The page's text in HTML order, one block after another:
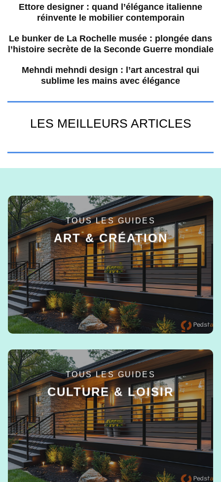
Ettore designer : quand l’élégance italienne
réinvente le mobilier contemporain
Le bunker de La Rochelle musée : plongée dans
l’histoire secrète de la Seconde Guerre mondiale
Mehndi mehndi design : l’art ancestral qui
sublime les mains avec élégance
LES MEILLEURS ARTICLES
TOUS LES GUIDES
ART & CRÉATION
EN SAVOIR +
TOUS LES GUIDES
CULTURE & LOISIR
EN SAVOIR +